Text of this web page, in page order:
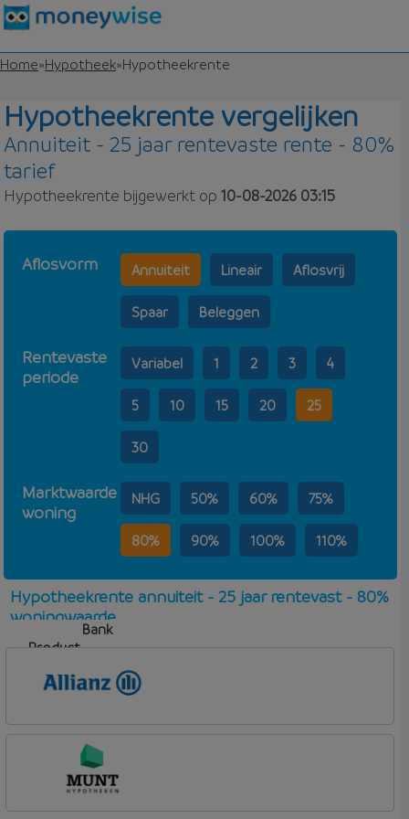
Home»Hypotheek»Hypotheekrente
Hypotheekrente vergelijken
Annuiteit - 25 jaar rentevaste rente - 80%
tarief
Hypotheekrente bijgewerkt op10-08-2026 03:15
Aflosvorm Annuiteit Lineair Aflosvrij
Spaar Beleggen
Rentevaste
periode
Variabel 1 2 3 4
5 10 15 20 25
30
Marktwaarde
woning
NHG 50% 60% 75%
80% 90% 100% 110%
Hypotheekrente annuiteit - 25 jaar rentevast - 80%
woningwaarde
Bank
Product
Allianz Bank
Allianz